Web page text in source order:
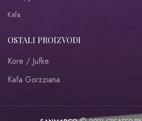
Kafa
OSTALI PROIZVODI
Kore / Jufke
Kafa Gorzziana